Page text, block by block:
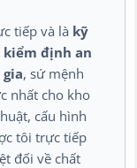
tiếp và là kỹ
kiểm định an
, sứ mệnh
nhất cho kho
cấu hình
tôi trực tiếp
đối về chất